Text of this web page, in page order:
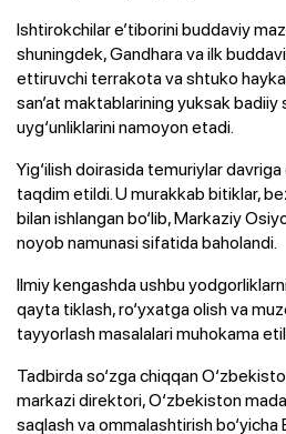
Ishtirokchilar e’tiborini buddaviy
shuningdek, Gandhara va ilk
ettiruvchi terrakota va shtuko
san’at maktablarining yuksak
uyg‘unliklarini namoyon etadi.
Yig‘ilish doirasida temuriylar
taqdim etildi. U murakkab bitiklar,
bilan ishlangan bo‘lib, Markaziy
noyob namunasi sifatida baholandi.
Ilmiy kengashda ushbu
qayta tiklash, ro‘yxatga olish va
tayyorlash masalalari muhokama
Tadbirda so‘zga chiqqan
markazi direktori, O‘zbekiston
saqlash va ommalashtirish